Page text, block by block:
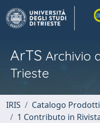
ArTS Archivio
Trieste
IRIS
Catalogo
1 Contributo in